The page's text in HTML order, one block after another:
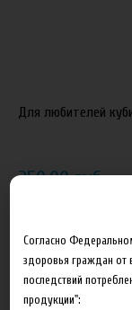
Для любителей
250.00 руб
Добавить в
Согласно
здоровья граждан от
последствий
продукции":